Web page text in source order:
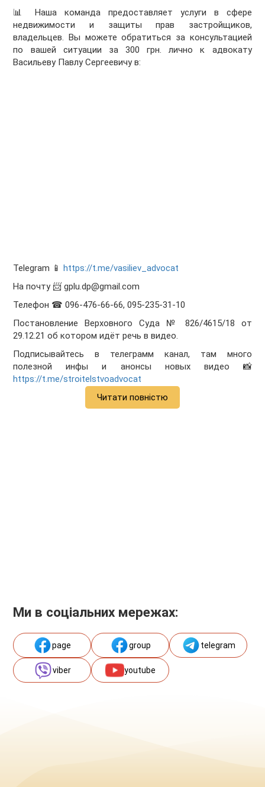
📊 Наша команда предоставляет услуги в сфере
недвижимости и защиты прав застройщиков,
владельцев. Вы можете обратиться за консультацией
по вашей ситуации за 300 грн. лично к адвокату
Васильеву Павлу Сергеевичу в:
Telegram 📱https://t.me/vasiliev_advocat
На почту 📨 gplu.dp@gmail.com
Телефон ☎ 096-476-66-66, 095-235-31-10
Постановление Верховного Суда № 826/4615/18 от
29.12.21 об котором идёт речь в видео.
Подписывайтесь в телеграмм канал, там много
полезной инфы и анонсы новых видео 📸
https://t.me/stroitelstvoadvocat
Читати повністю
Ми в соціальних мережах:
page group telegram
viber youtube